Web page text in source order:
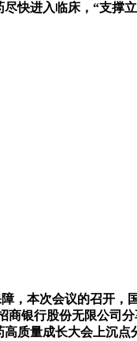
快进入临床，“支
，本次会议的召开，
银行股份无限公司
质量成长大会上沉